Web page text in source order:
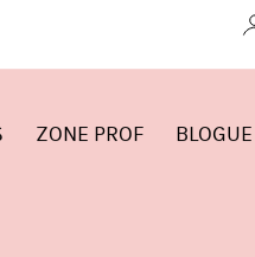
ZONE PROF BLOGUE